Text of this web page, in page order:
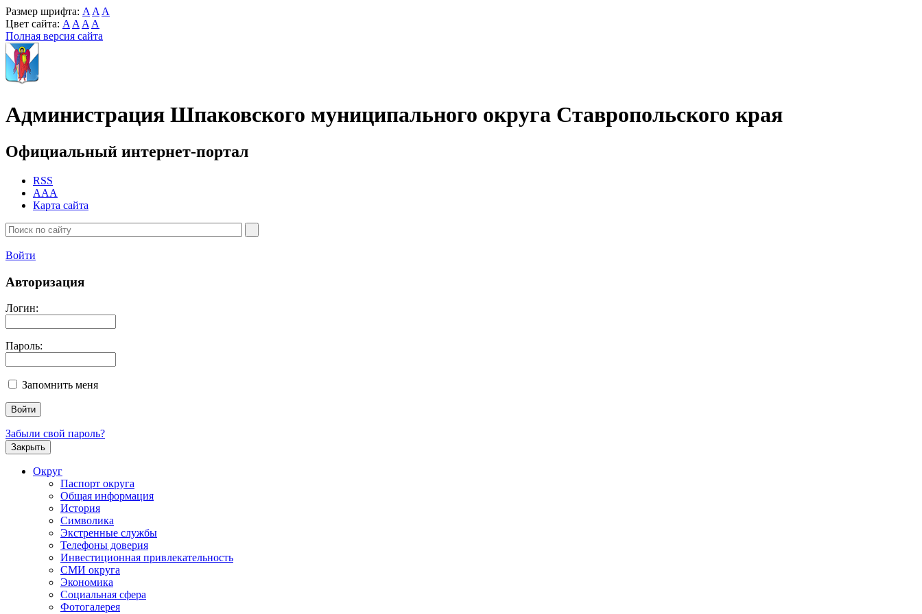
Размер шрифта: A A A
Цвет сайта: A A A A
Полная версия сайта
Администрация Шпаковского муниципального округа Ставропольского края
Официальный интернет-портал
RSS
AAA
Карта сайта
Войти
Авторизация
Логин:
Пароль:
Запомнить меня
Забыли свой пароль?
Закрыть
Округ
Паспорт округа
Общая информация
История
Символика
Экстренные службы
Телефоны доверия
Инвестиционная привлекательность
СМИ округа
Экономика
Социальная сфера
Фотогалерея